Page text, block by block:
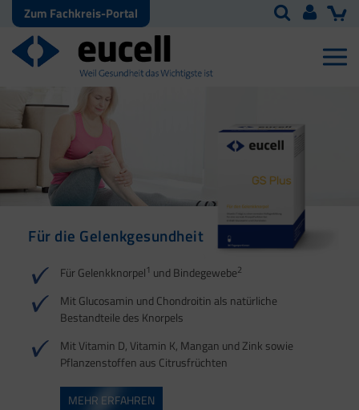
Zum Fachkreis-Portal
Für die Gelenkgesundheit
Für Gelenkknorpel1 und Bindegewebe2
Mit Glucosamin und Chondroitin als natürliche
Bestandteile des Knorpels
Mit Vitamin D, Vitamin K, Mangan und Zink sowie
Pflanzenstoffen aus Citrusfrüchten
MEHR ERFAHREN
Für Sehnen, Bänder und
2
Für die